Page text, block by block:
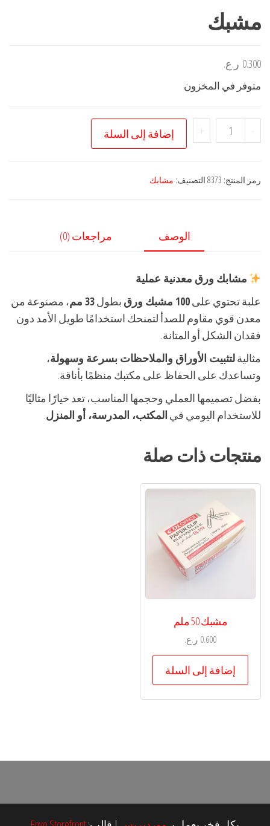
مشبك
0.300 ر.ع.
متوفر في المخزون
-
كمية
مشبك
+ إضافة إلى السلة
رمز المنتج: 8373 التصنيف: مشابك
الوصف مراجعات (0)
مشابك ورق معدنية عملية
علبة تحتوي على100 مشبك ورق بطول33 مم
، مصنوعة من
معدن قوي مقاوم للصدأ لتمنحك استخدامًا طويل الأمد دون
فقدان الشكل أو المتانة.
مثاليةلتثبيت الأوراق والملاحظات بسرعة وسهولة،
وتساعدك على الحفاظ على مكتبك منظمًا بأناقة.
بفضل تصميمها العملي وحجمها المناسب، تعد خيارًا مثاليًا
للاستخدام اليومي في المكتب، المدرسة، أو المنزل.
منتجات ذات صلة
مشبك 50 ملم
0.600 ر.ع.
إضافة إلى السلة